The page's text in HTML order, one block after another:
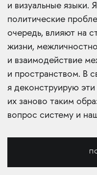
и визуальные языки.
политические
очередь, влияют на
жизни,
и взаимодействие
и пространством. В
я деконструирую
их заново таким
вопрос систему и